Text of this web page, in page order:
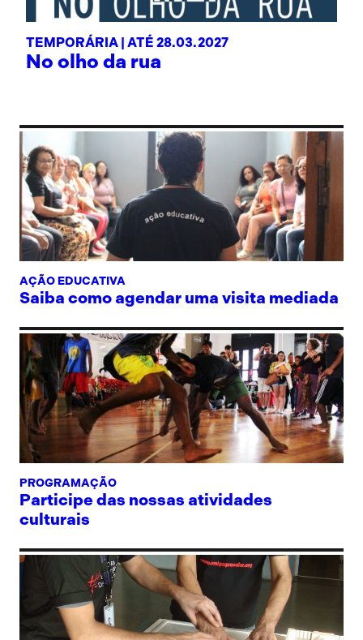
TEMPORÁRIA | ATÉ 28.03.2027
No olho da rua
AÇÃO EDUCATIVA
Saiba como agendar uma visita mediada
PROGRAMAÇÃO
Participe das nossas atividades
culturais